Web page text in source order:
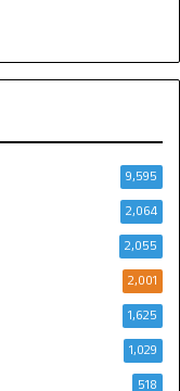
9,595
2,064
2,055
2,001
1,625
1,029
518